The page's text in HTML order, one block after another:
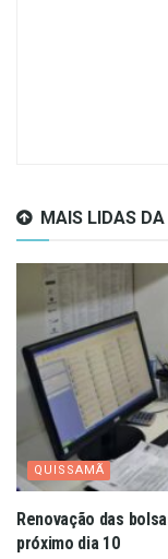
MAIS LIDAS
QUISSAMÃ
Renovação das
próximo dia 10